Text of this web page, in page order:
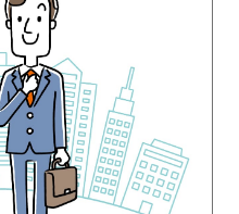
ンタツアー